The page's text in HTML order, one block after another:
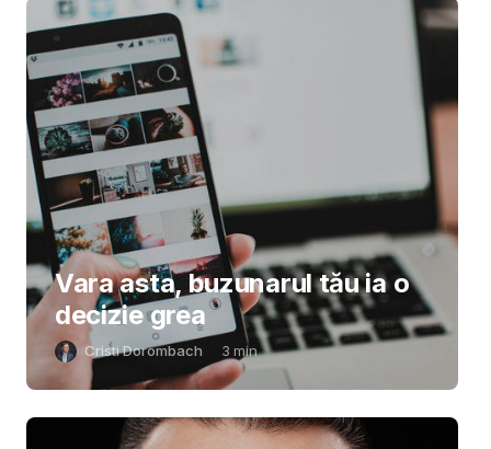
Vara asta, buzunarul tău ia o
decizie grea
Cristi Dorombach 3 min